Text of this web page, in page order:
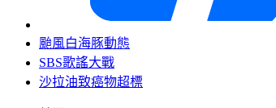
颱風白海豚動態
SBS歌謠大戰
沙拉油致癌物超標